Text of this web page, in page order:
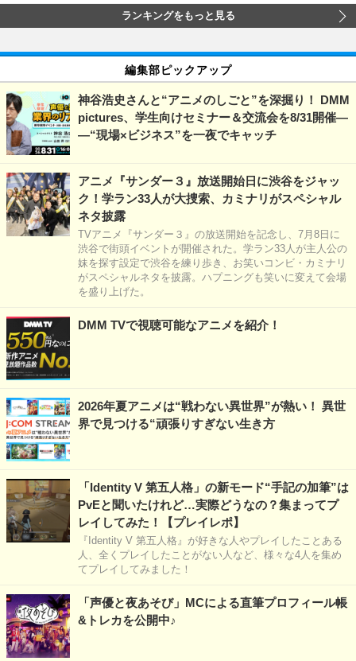
ランキングをもっと見る
編集部ピックアップ
神谷浩史さんと“アニメのしごと”を深掘り！ DMM
pictures、学生向けセミナー＆交流会を8/31開催―
―“現場×ビジネス”を一夜でキャッチ
アニメ『サンダー３』放送開始日に渋谷をジャッ
ク！学ラン33人が大捜索、カミナリがスペシャル
ネタ披露
TVアニメ『サンダー３』の放送開始を記念し、7月8日に
渋谷で街頭イベントが開催された。学ラン33人が主人公の
妹を探す設定で渋谷を練り歩き、お笑いコンビ・カミナリ
がスペシャルネタを披露。ハプニングも笑いに変えて会場
を盛り上げた。
DMM TVで視聴可能なアニメを紹介！
2026年夏アニメは“戦わない異世界”が熱い！ 異世
界で見つける“頑張りすぎない生き方
「Identity V 第五人格」の新モード“手記の加筆”は
PvEと聞いたけれど…実際どうなの？集まってプ
レイしてみた！【プレイレポ】
『Identity V 第五人格』が好きな人やプレイしたことある
人、全くプレイしたことがない人など、様々な4人を集め
てプレイしてみました！
「声優と夜あそび」MCによる直筆プロフィール帳
&トレカを公開中♪